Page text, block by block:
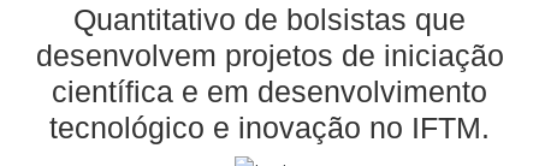
Quantitativo de bolsistas que
desenvolvem projetos de iniciação
científica e em desenvolvimento
tecnológico e inovação no IFTM.